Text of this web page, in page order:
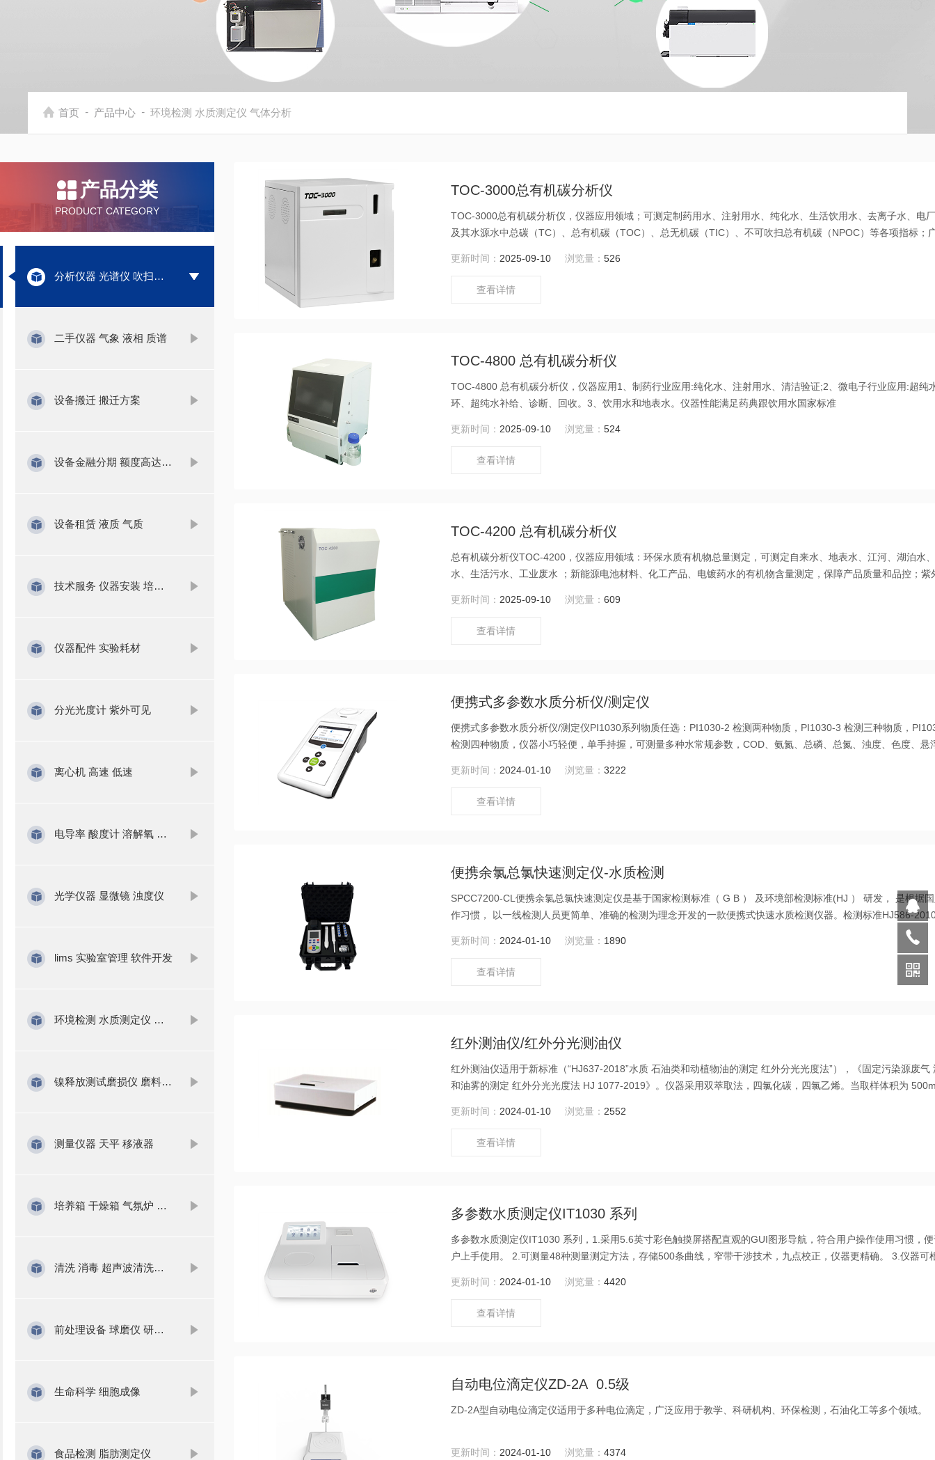
首页 - 产品中心 - 环境检测 水质测定仪 气体分析
产品分类
PRODUCT CATEGORY
分析仪器 光谱仪 吹扫捕集
二手仪器 气象 液相 质谱
设备搬迁 搬迁方案
设备金融分期 额度高达1000万
设备租赁 液质 气质
技术服务 仪器安装 培训 维修
仪器配件 实验耗材
分光光度计 紫外可见
离心机 高速 低速
电导率 酸度计 溶解氧 氨氮
光学仪器 显微镜 浊度仪
lims 实验室管理 软件开发
环境检测 水质测定仪 气体分析
镍释放测试磨损仪 磨料 磨浆
测量仪器 天平 移液器
培养箱 干燥箱 气氛炉 水浴锅 振荡器
清洗 消毒 超声波清洗机 洗瓶机
前处理设备 球磨仪 研磨仪 氮吹仪 固相萃取
生命科学 细胞成像
食品检测 脂肪测定仪
TOC-3000总有机碳分析仪
TOC-3000总有机碳分析仪，仪器应用领域；可测定制药用水、注射用水、纯化水、生活饮用水、去离子水、电
及其水源水中总碳（TC）、总有机碳（TOC）、总无机碳（TIC）、不可吹扫总有机碳（NPOC）等各项指标；
实验室和水电站等领域有广泛的应用。
更新时间： 2025-09-10 浏览量：526
查看详情
TOC-4800 总有机碳分析仪
TOC-4800 总有机碳分析仪，仪器应用1、制药行业应用:纯化水、注射用水、清洁验证;2、微电子行业应用:超纯
环、超纯水补给、诊断、回收。3、饮用水和地表水。仪器性能满足药典跟饮用水国家标准
更新时间： 2025-09-10 浏览量：524
查看详情
TOC-4200 总有机碳分析仪
总有机碳分析仪TOC-4200，仪器应用领域：环保水质有机物总量测定，可测定自来水、地表水、江河、湖泊水
水、生活污水、工业废水 ；新能源电池材料、化工产品、电镀药水的有机物含量测定，保障产品质量和品控；紫
更新时间： 2025-09-10 浏览量：609
查看详情
便携式多参数水质分析仪/测定仪
便携式多参数水质分析仪/测定仪PI1030系列物质任选：PI1030-2 检测两种物质，PI1030-3 检测三种物质，
检测四种物质，仪器小巧轻便，单手持握，可测量多种水常规参数，COD、氨氮、总磷、总氮、浊度、色度、悬
更新时间： 2024-01-10 浏览量：3222
查看详情
便携余氯总氯快速测定仪-水质检测
SPCC7200-CL便携余氯总氯快速测定仪是基于国家检测标准（ G B ） 及环境部检测标准(HJ ） 研发， 是根据
作习惯， 以一线检测人员更简单、准确的检测为理念开发的一款便携式快速水质检测仪器。检测标准HJ586-
更新时间： 2024-01-10 浏览量： 1890
查看详情
红外测油仪/红外分光测油仪
红外测油仪适用于新标准（“HJ637-2018”水质 石油类和动植物油的测定 红外分光光度法”），《固定污染源废气
和油雾的测定 红外分光光度法 HJ 1077-2019》。仪器采用双萃取法，四氯化碳，四氯乙烯。当取样体积为
基本原理，采用红外分光光度测量，经对样品进行光谱扫描，可显示并打印样品光谱及吸收峰的波数位置，能迅
确地测出水体中油份浓度的含量。
更新时间： 2024-01-10 浏览量： 2552
查看详情
多参数水质测定仪IT1030 系列
多参数水质测定仪IT1030 系列，1.采用5.6英寸彩色触摸屏搭配直观的GUI图形导航，符合用户操作使用习惯，
户上手使用。 2.可测量48种测量测定方法，存储500条曲线，窄带干涉技术，九点校正，仪器更精确。 3.仪器可
更新时间： 2024-01-10 浏览量：4420
查看详情
自动电位滴定仪ZD-2A 0.5级
ZD-2A型自动电位滴定仪适用于多种电位滴定，广泛应用于教学、科研机构、环保检测，石油化工等多个领域。
更新时间： 2024-01-10 浏览量：4374